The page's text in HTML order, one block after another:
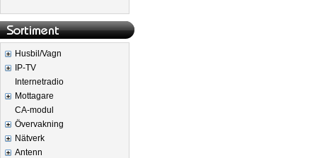
Husbil/Vagn
IP-TV
Internetradio
Mottagare
CA-modul
Övervakning
Nätverk
Antenn